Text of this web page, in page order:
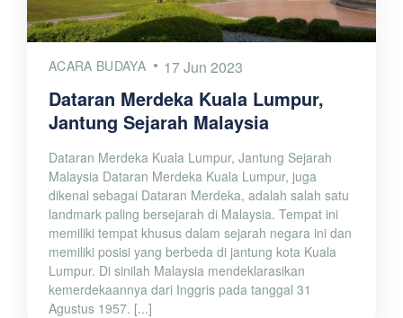
ACARA BUDAYA 17 Jun 2023
Dataran Merdeka Kuala Lumpur,
Jantung Sejarah Malaysia
Dataran Merdeka Kuala Lumpur, Jantung Sejarah
Malaysia Dataran Merdeka Kuala Lumpur, juga
dikenal sebagai Dataran Merdeka, adalah salah satu
landmark paling bersejarah di Malaysia. Tempat ini
memiliki tempat khusus dalam sejarah negara ini dan
memiliki posisi yang berbeda di jantung kota Kuala
Lumpur. Di sinilah Malaysia mendeklarasikan
kemerdekaannya dari Inggris pada tanggal 31
Agustus 1957. [...]